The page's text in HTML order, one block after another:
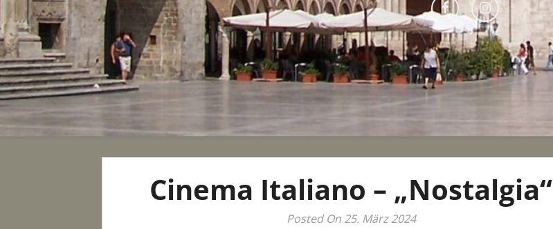
Cinema Italiano – „Nostalgia“
Posted On 25. März 2024